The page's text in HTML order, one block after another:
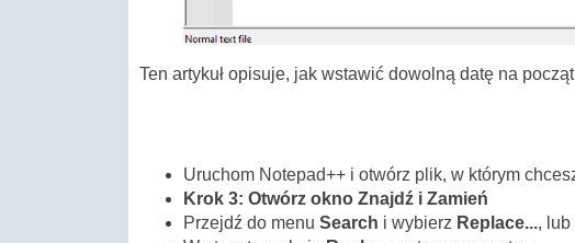
Ten artykuł opisuje, jak wstawić dowolną datę na
Uruchom Notepad++ i otwórz plik, w którym
Krok 3: Otwórz okno Znajdź i Zamień
Przejdź do menu Search i wybierz Replace..., lub